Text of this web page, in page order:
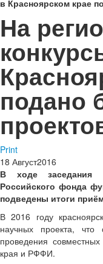
в Красноярском крае
На
подано
Print
18 Август2016
В ходе заседания
Российского фонда
подведены итоги
В 2016 году
научных проекта,
проведения совместных
края и РФФИ.